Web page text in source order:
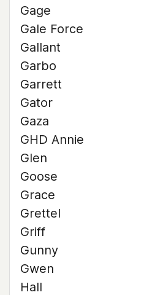
Gage
Gale Force
Gallant
Garbo
Garrett
Gator
Gaza
GHD Annie
Glen
Goose
Grace
Grettel
Griff
Gunny
Gwen
Hall